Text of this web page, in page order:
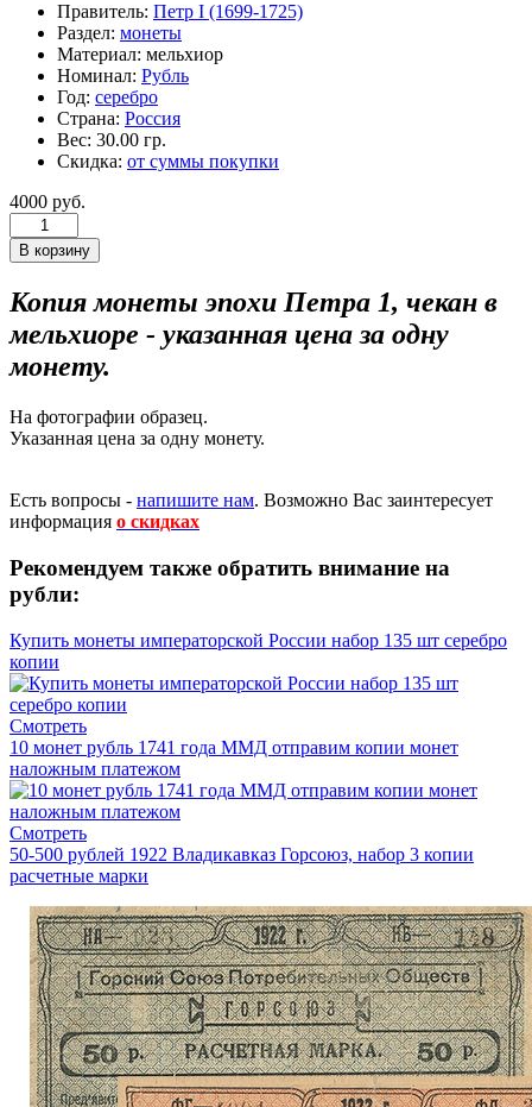
Правитель: Петр I (1699-1725)
Раздел: монеты
Материал: мельхиор
Номинал: Рубль
Год: серебро
Страна: Россия
Вес: 30.00 гр.
Скидка: от суммы покупки
4000 руб.
Копия монеты эпохи Петра 1, чекан в
мельхиоре - указанная цена за одну
монету.
На фотографии образец.
Указанная цена за одну монету.
Есть вопросы - напишите нам. Возможно Вас заинтересует
информация о скидках
Рекомендуем также обратить внимание на
рубли:
Купить монеты императорской России набор 135 шт серебро
копии
Смотреть
10 монет рубль 1741 года ММД отправим копии монет
наложным платежом
Смотреть
50-500 рублей 1922 Владикавказ Горсоюз, набор 3 копии
расчетные марки